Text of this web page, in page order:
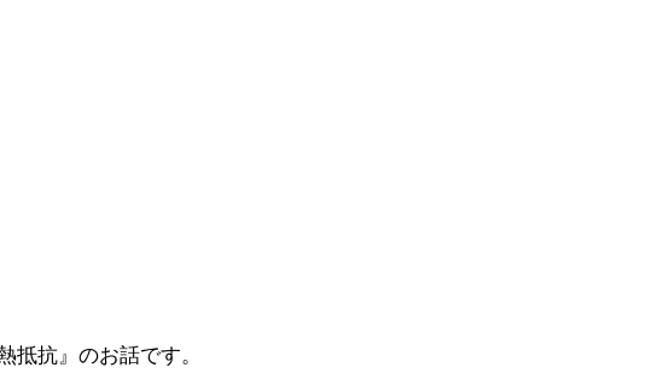
抗』のお話です。